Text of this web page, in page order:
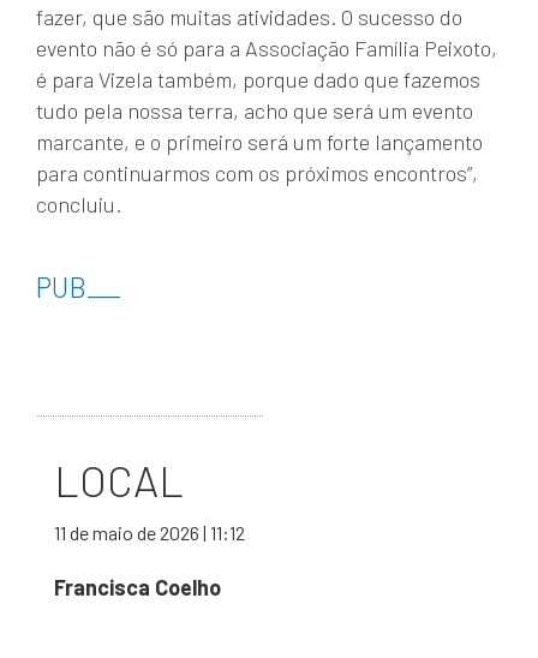
fazer, que são muitas atividades. O sucesso do
evento não é só para a Associação Família Peixoto,
é para Vizela também, porque dado que fazemos
tudo pela nossa terra, acho que será um evento
marcante, e o primeiro será um forte lançamento
para continuarmos com os próximos encontros”,
concluiu.
PUB
LOCAL
11 de maio de 2026 | 11:12
Francisca Coelho